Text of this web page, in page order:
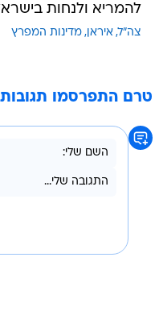
להמריא ולנחות
צה"ל איראן מדינות המפרץ
טרם התפרסמו תגובות